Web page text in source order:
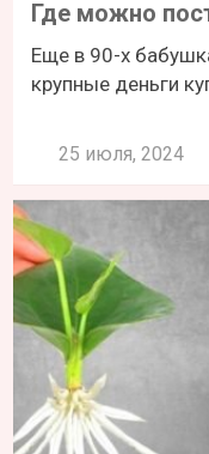
Где можно
Еще в 90-х
крупные деньги
25 июля, 2024